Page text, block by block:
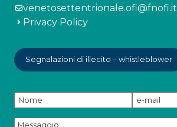
venetosettentrionale.ofi@fnofi.it
Privacy Policy
Segnalazioni di illecito – whistleblower